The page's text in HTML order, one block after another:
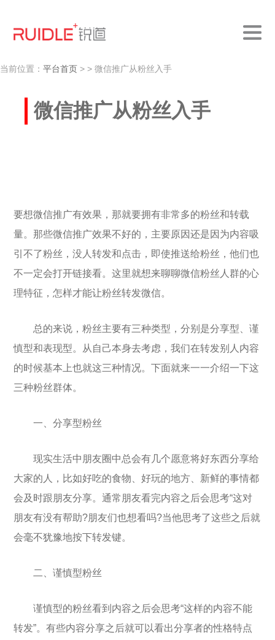
当前位置： 平台首页 > > 微信推广从粉丝入手
微信推广从粉丝入手
要想微信推广有效果，那就要拥有非常多的粉丝和转载
量。那些微信推广效果不好的，主要原因还是因为内容吸
引不了粉丝，没人转发和点击，即使推送给粉丝，他们也
不一定会打开链接看。这里就想来聊聊微信粉丝人群的心
理特征，怎样才能让粉丝转发微信。
总的来说，粉丝主要有三种类型，分别是分享型、谨
慎型和表现型。从自己本身去考虑，我们在转发别人内容
的时候基本上也就这三种情况。下面就来一一介绍一下这
三种粉丝群体。
一、分享型粉丝
现实生活中朋友圈中总会有几个愿意将好东西分享给
大家的人，比如好吃的食物、好玩的地方、新鲜的事情都
会及时跟朋友分享。通常朋友看完内容之后会思考“这对
朋友有没有帮助?朋友们也想看吗?当他思考了这些之后就
会毫不犹豫地按下转发键。
二、谨慎型粉丝
谨慎型的粉丝看到内容之后会思考“这样的内容不能
转发”。有些内容分享之后就可以看出分享者的性格特点